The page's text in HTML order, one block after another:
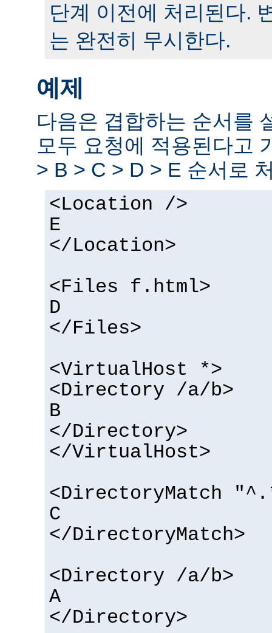
단계 이전에 처리된다.
는 완전히 무시한다.
예제
다음은 겹합하는 순서를
모두 요청에 적용된다고
> B > C > D > E 순서로
<Location />
E
</Location>
<Files f.html>
D
</Files>
<VirtualHost *>
<Directory /a/b>
B
</Directory>
</VirtualHost>
<DirectoryMatch
C
</DirectoryMatch>
<Directory /a/b>
A
</Directory>